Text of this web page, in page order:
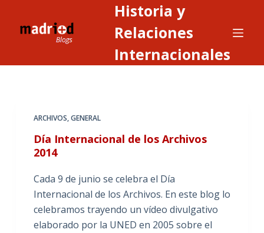
Historia y
Relaciones
Internacionales
ARCHIVOS,GENERAL
Día Internacional de los Archivos
2014
Cada 9 de junio se celebra el Día
Internacional de los Archivos. En este blog lo
celebramos trayendo un vídeo divulgativo
elaborado por la UNED en 2005 sobre el